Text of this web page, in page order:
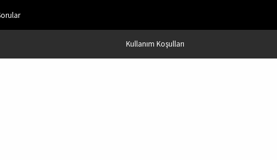
Kullanım Koşulları